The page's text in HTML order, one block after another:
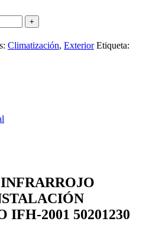
Climatización, Exterior Etiqueta:
2001 50201230